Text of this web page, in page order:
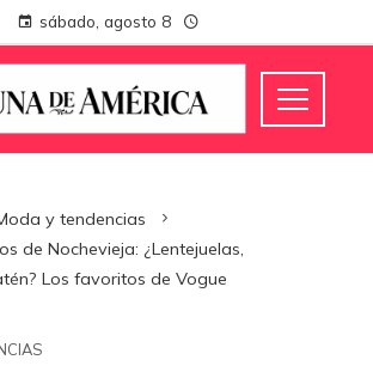
sábado, agosto 8
y tendencias
de Nochevieja: ¿Lentejuelas,
Los favoritos de Vogue